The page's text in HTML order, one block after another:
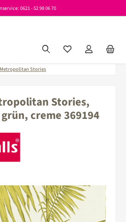
0621 - 52 98 06 70
Du hast 0 Produkte
Metropolitan Stories
Stories,
creme 369194